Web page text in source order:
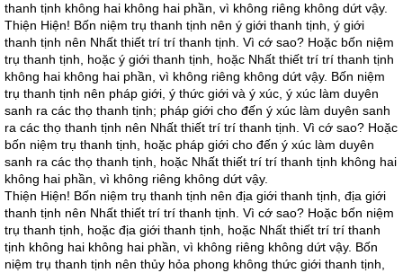
thanh tịnh không hai không hai phần, vì không riêng không dứt vậy.
Thiện Hiện! Bốn niệm trụ thanh tịnh nên ý giới thanh tịnh, ý giới
thanh tịnh nên Nhất thiết trí trí thanh tịnh. Vì cớ sao? Hoặc bốn niệm
trụ thanh tịnh, hoặc ý giới thanh tịnh, hoặc Nhất thiết trí trí thanh tịnh
không hai không hai phần, vì không riêng không dứt vậy. Bốn niệm
trụ thanh tịnh nên pháp giới, ý thức giới và ý xúc, ý xúc làm duyên
sanh ra các thọ thanh tịnh; pháp giới cho đến ý xúc làm duyên sanh
ra các thọ thanh tịnh nên Nhất thiết trí trí thanh tịnh. Vì cớ sao? Hoặc
bốn niệm trụ thanh tịnh, hoặc pháp giới cho đến ý xúc làm duyên
sanh ra các thọ thanh tịnh, hoặc Nhất thiết trí trí thanh tịnh không hai
không hai phần, vì không riêng không dứt vậy.
Thiện Hiện! Bốn niệm trụ thanh tịnh nên địa giới thanh tịnh, địa giới
thanh tịnh nên Nhất thiết trí trí thanh tịnh. Vì cớ sao? Hoặc bốn niệm
trụ thanh tịnh, hoặc địa giới thanh tịnh, hoặc Nhất thiết trí trí thanh
tịnh không hai không hai phần, vì không riêng không dứt vậy. Bốn
niệm trụ thanh tịnh nên thủy hỏa phong không thức giới thanh tịnh,